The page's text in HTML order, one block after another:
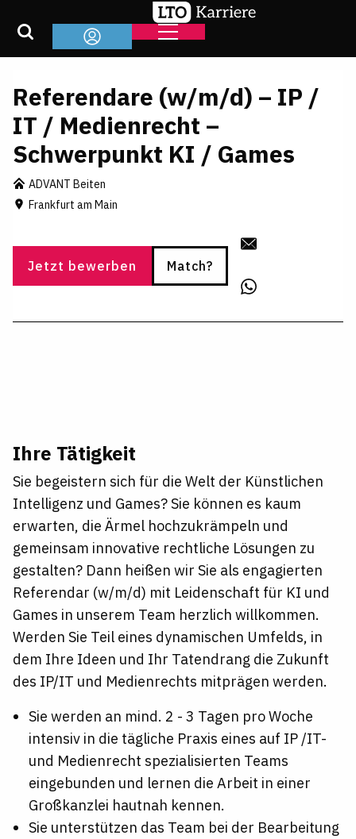
Referendare (w/m/d) – IP /
IT / Medienrecht –
Schwerpunkt KI / Games
ADVANT Beiten
Frankfurt am Main
Jetzt bewerben Match?
Ihre Tätigkeit
Sie begeistern sich für die Welt der Künstlichen
Intelligenz und Games? Sie können es kaum
erwarten, die Ärmel hochzukrämpeln und
gemeinsam innovative rechtliche Lösungen zu
gestalten? Dann heißen wir Sie als engagierten
Referendar (w/m/d) mit Leidenschaft für KI und
Games in unserem Team herzlich willkommen.
Werden Sie Teil eines dynamischen Umfelds, in
dem Ihre Ideen und Ihr Tatendrang die Zukunft
des IP/IT und Medienrechts mitprägen werden.
Sie werden an mind. 2 - 3 Tagen pro Woche
intensiv in die tägliche Praxis eines auf IP /IT-
und Medienrecht spezialisierten Teams
eingebunden und lernen die Arbeit in einer
Großkanzlei hautnah kennen.
Sie unterstützen das Team bei der Bearbeitung